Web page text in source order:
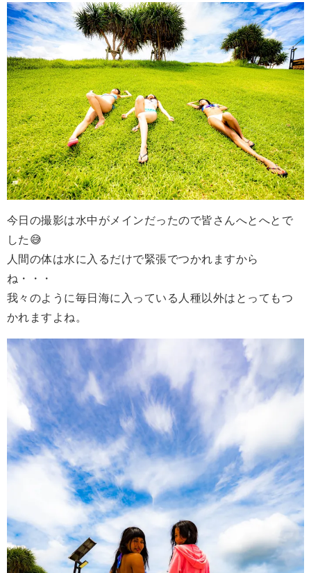
今日の撮影は水中がメインだったので皆さんへとへとで
した😅
人間の体は水に入るだけで緊張でつかれますから
ね・・・
我々のように毎日海に入っている人種以外はとってもつ
かれますよね。